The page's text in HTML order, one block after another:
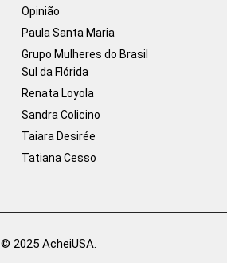
Opinião
Paula Santa Maria
Grupo Mulheres do Brasil
Sul da Flórida
Renata Loyola
Sandra Colicino
Taiara Desirée
Tatiana Cesso
© 2025 AcheiUSA.